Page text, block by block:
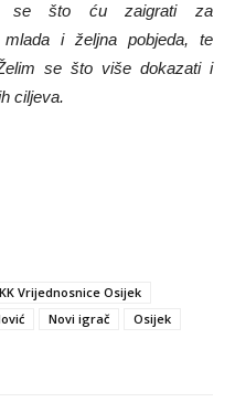
se što ću zaigrati za
i željna pobjeda, te
se što više dokazati i
ciljeva.
KK Vrijednosnice Osijek
Novi igrač
Osijek